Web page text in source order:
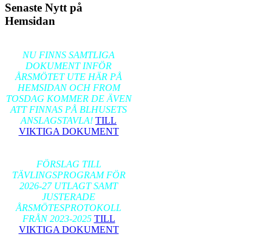
Senaste Nytt på
Hemsidan
NU FINNS SAMTLIGA
DOKUMENT INFÖR
ÅRSMÖTET UTE HÄR PÅ
HEMSIDAN OCH FROM
TOSDAG KOMMER DE ÄVEN
ATT FINNAS PÅ BLHUSETS
ANSLAGSTAVLA! TILL
VIKTIGA DOKUMENT
FÖRSLAG TILL
TÄVLINGSPROGRAM FÖR
2026-27 UTLAGT SAMT
JUSTERADE
ÅRSMÖTESPROTOKOLL
FRÅN 2023-2025 TILL
VIKTIGA DOKUMENT